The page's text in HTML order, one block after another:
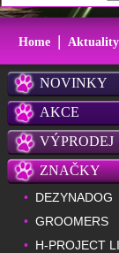
Home | Aktuality
NOVINKY
AKCE
VÝPRODEJ
ZNAČKY
• DEZYNADOG
• GROOMERS
• H-PROJECT